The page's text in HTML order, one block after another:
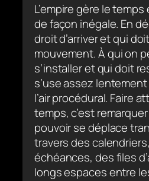
L’empire gère le
de façon inégale. En
droit d’arriver et qui
mouvement. À qui on
s’installer et qui doit
s’use assez
l’air procédural. Faire
temps, c’est
pouvoir se déplace
travers des
échéances, des files
longs espaces entre